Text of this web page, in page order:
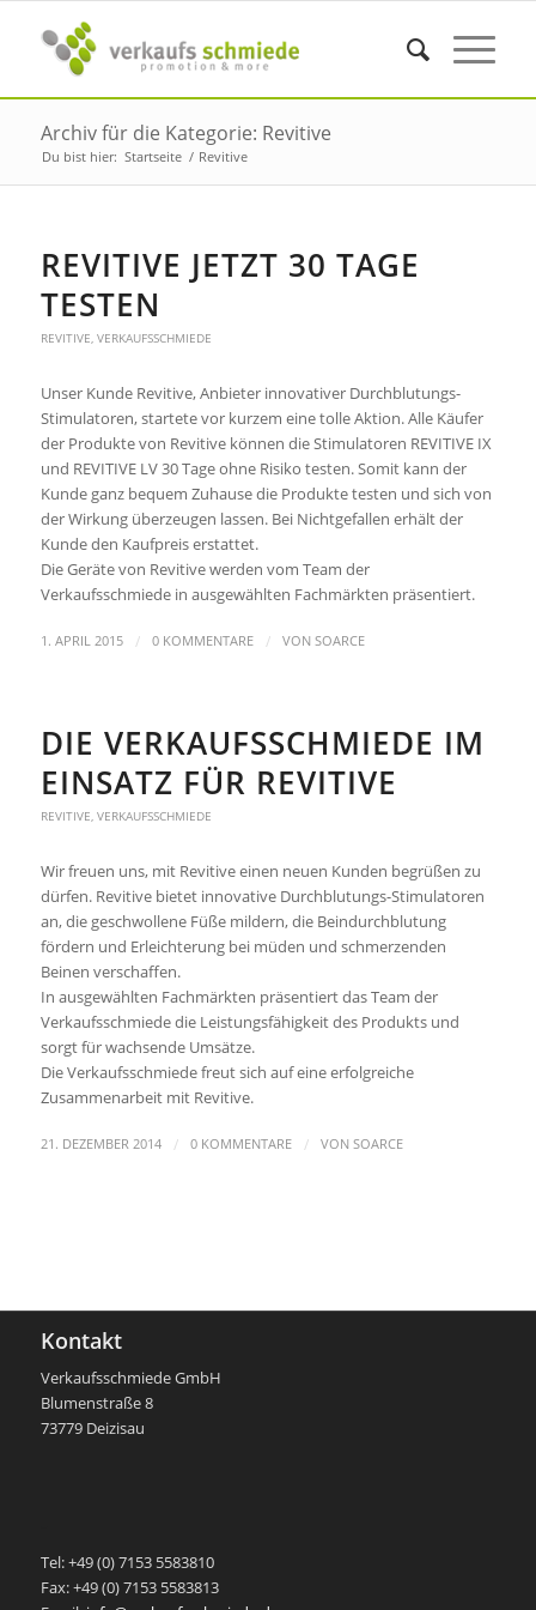
Archiv für die Kategorie: Revitive
Du bist hier: Startseite / Revitive
REVITIVE JETZT 30 TAGE
TESTEN
REVITIVE, VERKAUFSSCHMIEDE
Unser Kunde Revitive, Anbieter innovativer Durchblutungs-
Stimulatoren, startete vor kurzem eine tolle Aktion. Alle Käufer
der Produkte von Revitive können die Stimulatoren REVITIVE IX
und REVITIVE LV 30 Tage ohne Risiko testen. Somit kann der
Kunde ganz bequem Zuhause die Produkte testen und sich von
der Wirkung überzeugen lassen. Bei Nichtgefallen erhält der
Kunde den Kaufpreis erstattet.
Die Geräte von Revitive werden vom Team der
Verkaufsschmiede in ausgewählten Fachmärkten präsentiert.
1. APRIL 2015 / 0 KOMMENTARE / VON SOARCE
DIE VERKAUFSSCHMIEDE IM
EINSATZ FÜR REVITIVE
REVITIVE, VERKAUFSSCHMIEDE
Wir freuen uns, mit Revitive einen neuen Kunden begrüßen zu
dürfen. Revitive bietet innovative Durchblutungs-Stimulatoren
an, die geschwollene Füße mildern, die Beindurchblutung
fördern und Erleichterung bei müden und schmerzenden
Beinen verschaffen.
In ausgewählten Fachmärkten präsentiert das Team der
Verkaufsschmiede die Leistungsfähigkeit des Produkts und
sorgt für wachsende Umsätze.
Die Verkaufsschmiede freut sich auf eine erfolgreiche
Zusammenarbeit mit Revitive.
21. DEZEMBER 2014 / 0 KOMMENTARE / VON SOARCE
Kontakt
Verkaufsschmiede GmbH
Blumenstraße 8
73779 Deizisau
Tel: +49 (0) 7153 5583810
Fax: +49 (0) 7153 5583813